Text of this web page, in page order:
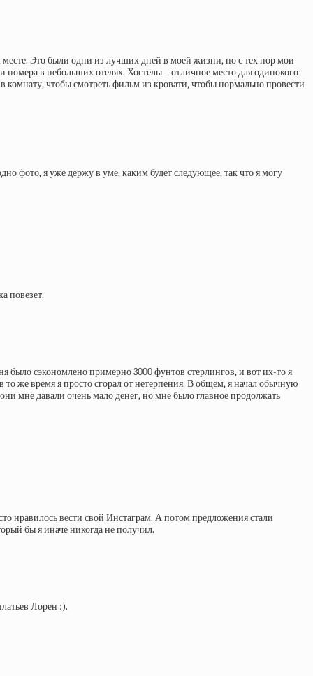
Это были одни из лучших дней в моей жизни, но с тех пор мои
в небольших отелях. Хостелы – отличное место для одинокого
комнату, чтобы смотреть фильм из кровати, чтобы нормально провести
фото, я уже держу в уме, каким будет следующее, так что я могу
повезет.
было сэкономлено примерно 3000 фунтов стерлингов, и вот их-то я
же время я просто сгорал от нетерпения. В общем, я начал обычную
мне давали очень мало денег, но мне было главное продолжать
нравилось вести свой Инстаграм. А потом предложения стали
бы я иначе никогда не получил.
Лорен :).